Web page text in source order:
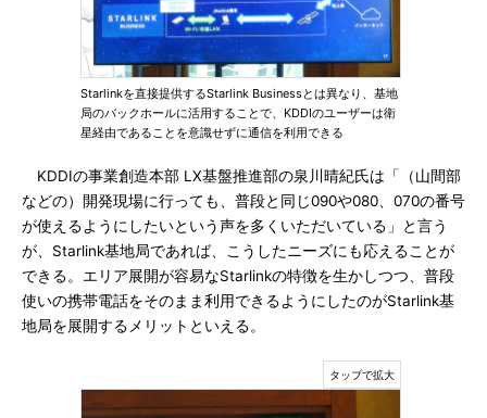
Starlinkを直接提供するStarlink Businessとは異なり、基地
局のバックホールに活用することで、KDDIのユーザーは衛
星経由であることを意識せずに通信を利用できる
KDDIの事業創造本部 LX基盤推進部の泉川晴紀氏は「（山間部
などの）開発現場に行っても、普段と同じ090や080、070の番号
が使えるようにしたいという声を多くいただいている」と言う
が、Starlink基地局であれば、こうしたニーズにも応えることが
できる。エリア展開が容易なStarlinkの特徴を生かしつつ、普段
使いの携帯電話をそのまま利用できるようにしたのがStarlink基
地局を展開するメリットといえる。